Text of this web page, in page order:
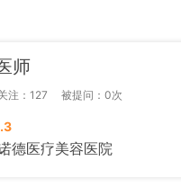
师
注：127 被提问：0次
德医疗美容医院